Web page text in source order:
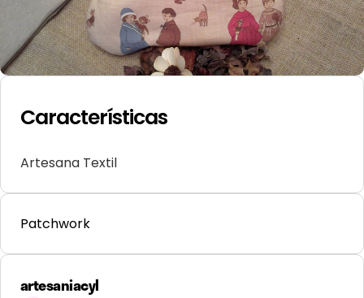
Características
Artesana Textil
Patchwork
artesaniacyl